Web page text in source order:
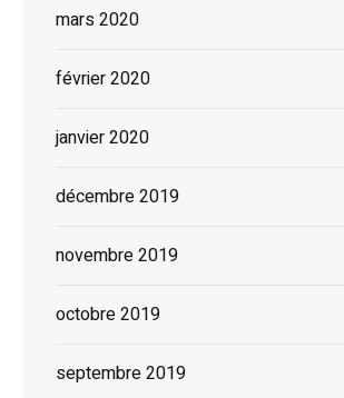
mars 2020
février 2020
janvier 2020
décembre 2019
novembre 2019
octobre 2019
septembre 2019